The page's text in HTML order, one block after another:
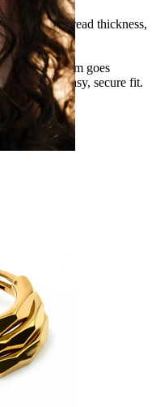
a 1.2 mm thread thickness,
smooth stem goes
top for an easy, secure fit.